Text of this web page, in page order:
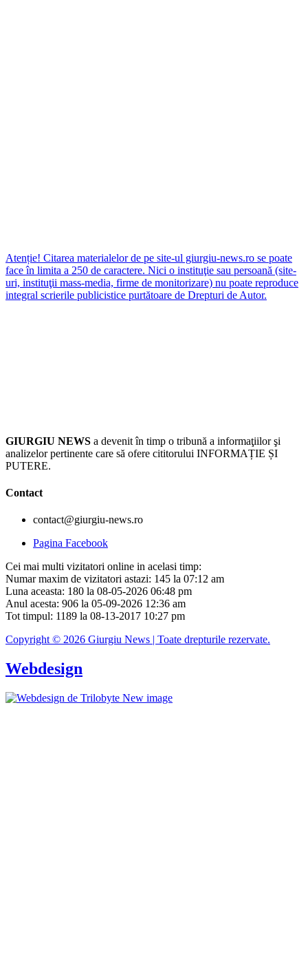
Atenție! Citarea materialelor de pe site-ul giurgiu-news.ro se poate
face în limita a 250 de caractere. Nici o instituţie sau persoană (site-
uri, instituţii mass-media, firme de monitorizare) nu poate reproduce
integral scrierile publicistice purtătoare de Drepturi de Autor.
GIURGIU NEWS a devenit în timp o tribună a informaţiilor şi
analizelor pertinente care să ofere cititorului INFORMAȚIE ȘI
PUTERE.
Contact
contact@giurgiu-news.ro
Pagina Facebook
Cei mai multi vizitatori online in acelasi timp:
Numar maxim de vizitatori astazi: 145 la 07:12 am
Luna aceasta: 180 la 08-05-2026 06:48 pm
Anul acesta: 906 la 05-09-2026 12:36 am
Tot timpul: 1189 la 08-13-2017 10:27 pm
Copyright © 2026 Giurgiu News | Toate drepturile rezervate.
Webdesign